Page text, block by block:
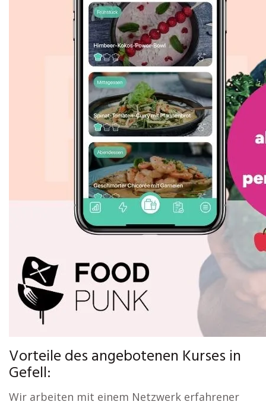
Vorteile des angebotenen Kurses in
Gefell:
Wir arbeiten mit einem Netzwerk erfahrener